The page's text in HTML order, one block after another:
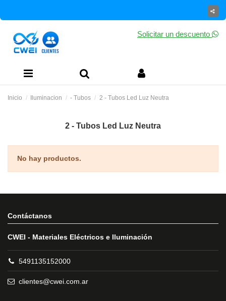
Solicitar un descuento
Inicio Iluminacion - Tubos 2 - Tubos Led Luz Neutra
2 - Tubos Led Luz Neutra
No hay productos.
Contáctanos
CWEI - Materiales Eléctricos e Iluminación
5491135152000
clientes@cwei.com.ar